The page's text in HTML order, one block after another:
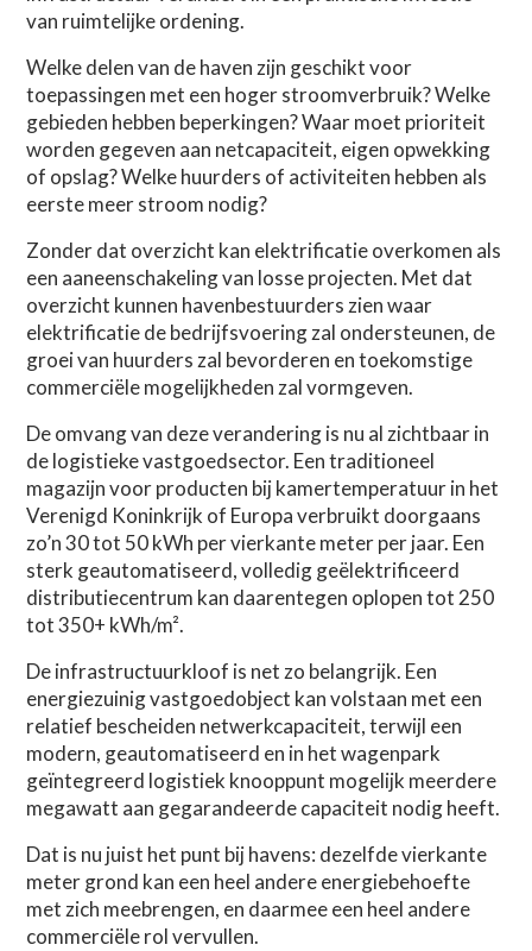
van ruimtelijke ordening.
Welke delen van de haven zijn geschikt voor
toepassingen met een hoger stroomverbruik? Welke
gebieden hebben beperkingen? Waar moet prioriteit
worden gegeven aan netcapaciteit, eigen opwekking
of opslag? Welke huurders of activiteiten hebben als
eerste meer stroom nodig?
Zonder dat overzicht kan elektrificatie overkomen als
een aaneenschakeling van losse projecten. Met dat
overzicht kunnen havenbestuurders zien waar
elektrificatie de bedrijfsvoering zal ondersteunen, de
groei van huurders zal bevorderen en toekomstige
commerciële mogelijkheden zal vormgeven.
De omvang van deze verandering is nu al zichtbaar in
de logistieke vastgoedsector. Een traditioneel
magazijn voor producten bij kamertemperatuur in het
Verenigd Koninkrijk of Europa verbruikt doorgaans
zo’n 30 tot 50 kWh per vierkante meter per jaar. Een
sterk geautomatiseerd, volledig geëlektrificeerd
distributiecentrum kan daarentegen oplopen tot 250
tot 350+ kWh/m².
De infrastructuurkloof is net zo belangrijk. Een
energiezuinig vastgoedobject kan volstaan met een
relatief bescheiden netwerkcapaciteit, terwijl een
modern, geautomatiseerd en in het wagenpark
geïntegreerd logistiek knooppunt mogelijk meerdere
megawatt aan gegarandeerde capaciteit nodig heeft.
Dat is nu juist het punt bij havens: dezelfde vierkante
meter grond kan een heel andere energiebehoefte
met zich meebrengen, en daarmee een heel andere
commerciële rol vervullen.